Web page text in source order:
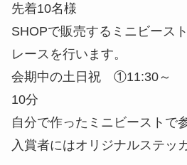
先着10名様
SHOPで販売するミニビース
レースを行います。
会期中の土日祝 ①11:30
10分
自分で作ったミニビーストで
入賞者にはオリジナルステ